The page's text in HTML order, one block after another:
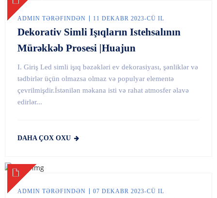
ADMIN TƏRƏFINDƏN 11 DEKABR 2023-CÜ IL
Dekorativ Simli Işıqların Istehsalının
Mürəkkəb Prosesi |Huajun
I. Giriş Led simli işıq bəzəkləri ev dekorasiyası, şənliklər və
tədbirlər üçün olmazsa olmaz və populyar elementə
çevrilmişdir.İstənilən məkana isti və rahat atmosfer əlavə
edirlər...
DAHA ÇOX OXU
ADMIN TƏRƏFINDƏN 07 DEKABR 2023-CÜ IL